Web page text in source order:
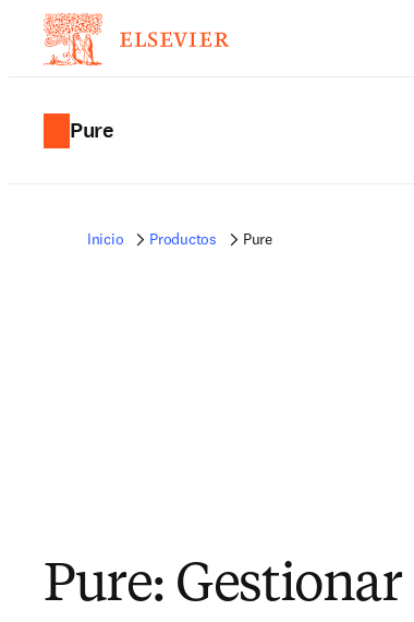
Pure
Inicio Productos Pure
Pure: Gestionar